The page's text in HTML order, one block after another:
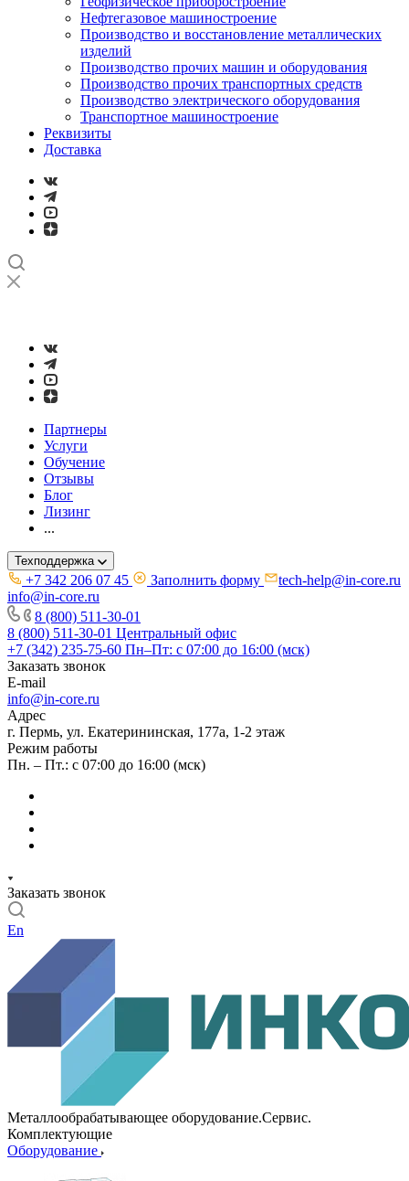
Нефтегазовое машиностроение
Производство и восстановление металлических
изделий
Производство прочих машин и оборудования
Производство прочих транспортных средств
Производство электрического оборудования
Транспортное машиностроение
Реквизиты
Доставка
Партнеры
Услуги
Обучение
Отзывы
Блог
Лизинг
...
Техподдержка
+7 342 206 07 45 Заполнить форму
tech-help@in-core.ru
info@in-core.ru
8 (800) 511-30-01
8 (800) 511-30-01 Центральный офис
+7 (342) 235-75-60 Пн–Пт: с 07:00 до 16:00 (мск)
Заказать звонок
E-mail
info@in-core.ru
Адрес
г. Пермь, ул. ​Екатерининская, 177а, ​1-2 этаж
Режим работы
Пн. – Пт.: с 07:00 до 16:00 (мск)
Заказать звонок
En
Металлообрабатывающее оборудование.Сервис.
Комплектующие
Оборудование